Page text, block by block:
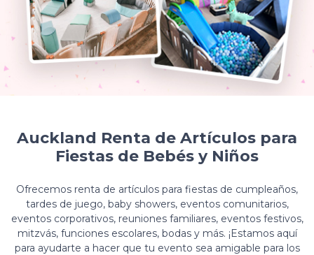
Auckland Renta de Artículos para
Fiestas de Bebés y Niños
Ofrecemos renta de artículos para fiestas de cumpleaños,
tardes de juego, baby showers, eventos comunitarios,
eventos corporativos, reuniones familiares, eventos festivos,
mitzvás, funciones escolares, bodas y más. ¡Estamos aquí
para ayudarte a hacer que tu evento sea amigable para los